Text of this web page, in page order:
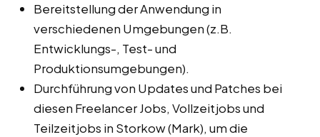
Bereitstellung der Anwendung in
verschiedenen Umgebungen (z.B.
Entwicklungs-, Test- und
Produktionsumgebungen).
Durchführung von Updates und Patches bei
diesen Freelancer Jobs, Vollzeitjobs und
Teilzeitjobs in Storkow (Mark), um die